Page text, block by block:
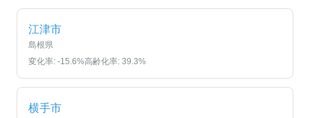
江津市
島根県
変化率: -15.6%高齢化率: 39.3%
横手市